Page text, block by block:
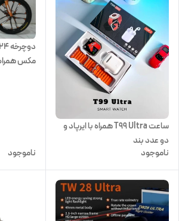
ساعت T99 Ultra همراه با ایرپاد و
دو عدد بند
ناموجود
مکس
ناموجود